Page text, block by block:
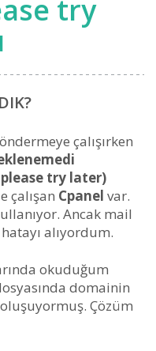
try
çalışırken
try later)
çalışan Cpanel var.
Ancak mail
alıyordum.
okuduğum
domainin
Çözüm